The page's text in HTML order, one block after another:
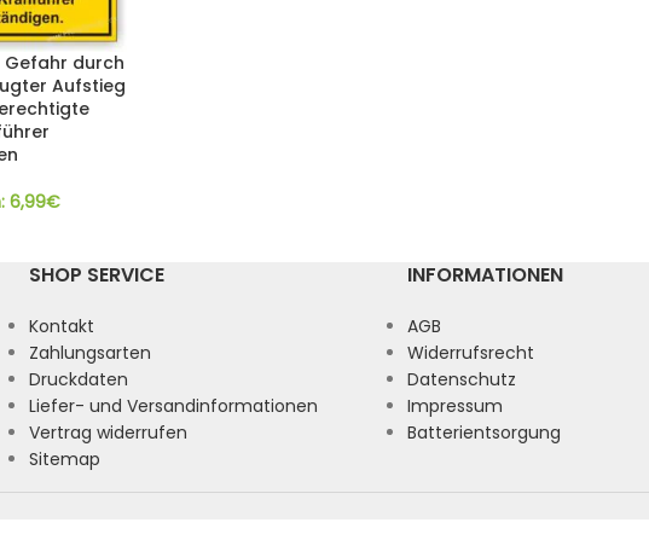
durch
Aufstieg
6,99€
SHOP SERVICE
Kontakt
Zahlungsarten
Druckdaten
Liefer- und Versandinformationen
Vertrag widerrufen
Sitemap
INFORMATIONEN
AGB
Widerrufsrecht
Datenschutz
Impressum
Batterientsorgung